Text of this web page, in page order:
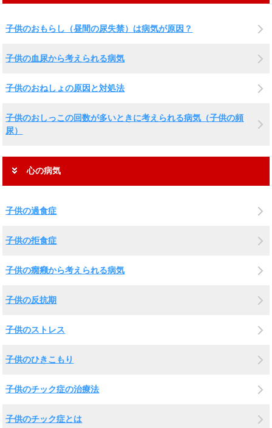
子供のおもらし（昼間の尿失禁）は病気が原因？
子供の血尿から考えられる病気
子供のおねしょの原因と対処法
子供のおしっこの回数が多いときに考えられる病気（子供の頻
尿）
心の病気
子供の過食症
子供の拒食症
子供の癇癪から考えられる病気
子供の反抗期
子供のストレス
子供のひきこもり
子供のチック症の治療法
子供のチック症とは